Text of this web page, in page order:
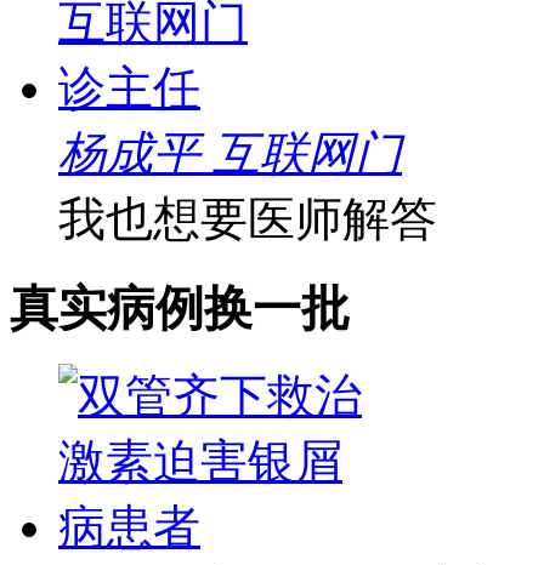
杨成平 互联网门
我也想要医师解答
真实病例换一批